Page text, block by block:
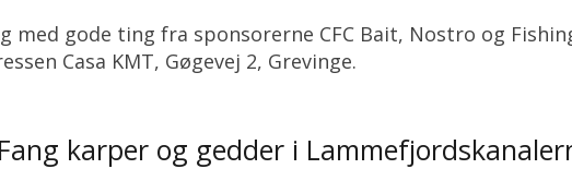
med gode ting fra sponsorerne CFC Bait, Nostro og
Casa KMT, Gøgevej 2, Grevinge.
karper og gedder i